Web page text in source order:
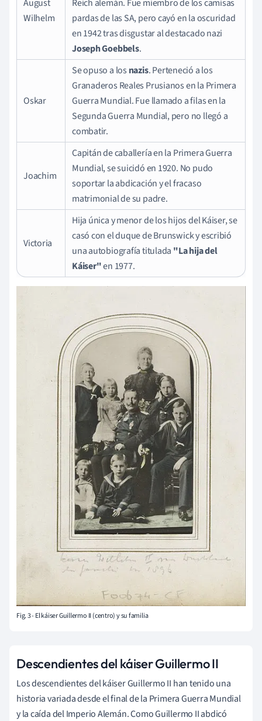
August
Wilhelm
Reich alemán. Fue miembro de los camisas
pardas de las SA, pero cayó en la oscuridad
en 1942 tras disgustar al destacado nazi
Joseph Goebbels.
Oskar
Se opuso a los nazis. Perteneció a los
Granaderos Reales Prusianos en la Primera
Guerra Mundial. Fue llamado a filas en la
Segunda Guerra Mundial, pero no llegó a
combatir.
Joachim
Capitán de caballería en la Primera Guerra
Mundial, se suicidó en 1920. No pudo
soportar la abdicación y el fracaso
matrimonial de su padre.
Victoria
Hija única y menor de los hijos del Káiser, se
casó con el duque de Brunswick y escribió
una autobiografía titulada "La hija del
Káiser"en 1977.
Fig. 3 - El káiser Guillermo II (centro) y su familia
Descendientes del káiser Guillermo II
Los descendientes del káiser Guillermo II han tenido una
historia variada desde el final de la Primera Guerra Mundial
y la caída del Imperio Alemán. Como Guillermo II abdicó